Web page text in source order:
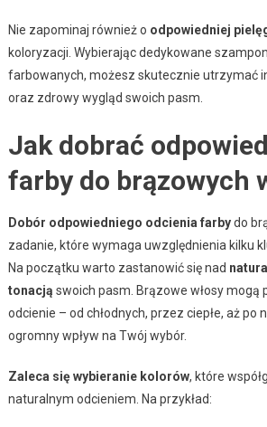
Nie zapominaj również o odpowiedniej
koloryzacji. Wybierając dedykowane
farbowanych, możesz skutecznie utrzymać
oraz zdrowy wygląd swoich pasm.
Jak dobrać
farby do brązowych
Dobór odpowiedniego odcienia farbydo
zadanie, które wymaga uwzględnienia kilku
Na początku warto zastanowić się nad
tonacją swoich pasm. Brązowe włosy mogą
odcienie – od chłodnych, przez ciepłe, aż po
ogromny wpływ na Twój wybór.
Zaleca się wybieranie kolorów, które
naturalnym odcieniem. Na przykład: